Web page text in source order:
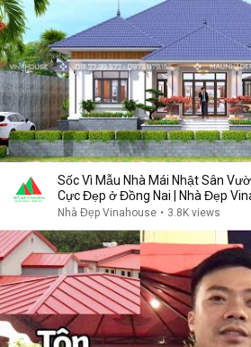
Sốc Vì Mẫu Nhà Mái Nhật Sân
Cực Đẹp ở Đồng Nai | Nhà Đẹp
Nhà Đẹp Vinahouse • 3.8K views